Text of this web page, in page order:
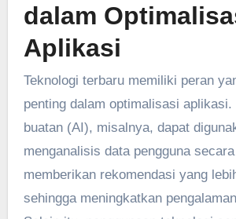
dalam
Aplikasi
Teknologi terbaru memiliki peran
penting dalam optimalisasi aplikasi.
buatan (AI), misalnya, dapat
menganalisis data pengguna
memberikan rekomendasi yang
sehingga meningkatkan